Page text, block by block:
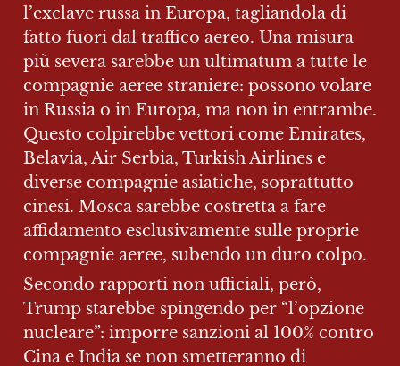
l’exclave russa in Europa, tagliandola di
fatto fuori dal traffico aereo. Una misura
più severa sarebbe un ultimatum a tutte le
compagnie aeree straniere: possono volare
in Russia o in Europa, ma non in entrambe.
Questo colpirebbe vettori come Emirates,
Belavia, Air Serbia, Turkish Airlines e
diverse compagnie asiatiche, soprattutto
cinesi. Mosca sarebbe costretta a fare
affidamento esclusivamente sulle proprie
compagnie aeree, subendo un duro colpo.
Secondo rapporti non ufficiali, però,
Trump starebbe spingendo per “l’opzione
nucleare”: imporre sanzioni al 100% contro
Cina e India se non smetteranno di